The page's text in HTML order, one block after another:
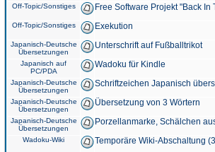
Off-Topic/Sonstiges Free Software Projekt "Back
Off-Topic/Sonstiges Exekution
Japanisch-Deutsche
Übersetzungen
Unterschrift auf Fußballtrikot
Japanisch auf
PC/PDA
Wadoku für Kindle
Japanisch-Deutsche
Übersetzungen
Schriftzeichen Japanisch
Japanisch-Deutsche
Übersetzungen
Übersetzung von 3 Wörtern
Japanisch-Deutsche
Übersetzungen
Porzellanmarke, Schälchen
Wadoku-Wiki Temporäre Wiki-Abschaltung